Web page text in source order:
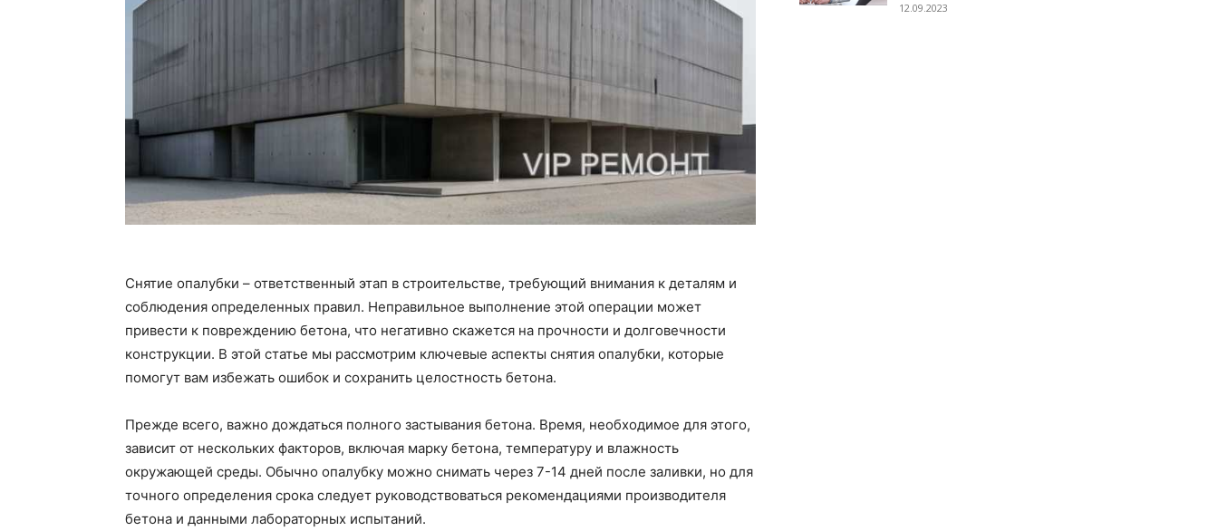
Снятие опалубки – ответственный этап в строительстве, требующий внимания к деталям и
соблюдения определенных правил. Неправильное выполнение этой операции может
привести к повреждению бетона, что негативно скажется на прочности и долговечности
конструкции. В этой статье мы рассмотрим ключевые аспекты снятия опалубки, которые
помогут вам избежать ошибок и сохранить целостность бетона.
Прежде всего, важно дождаться полного застывания бетона. Время, необходимое для этого,
зависит от нескольких факторов, включая марку бетона, температуру и влажность
окружающей среды. Обычно опалубку можно снимать через 7-14 дней после заливки, но для
точного определения срока следует руководствоваться рекомендациями производителя
бетона и данными лабораторных испытаний.
12.09.2023